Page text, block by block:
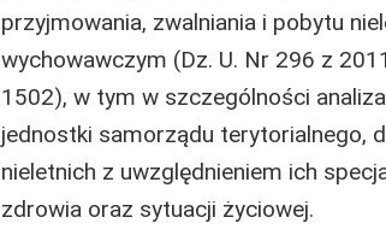
przyjmowania, zwalniania i pobytu
wychowawczym (Dz. U. Nr 296 z
1502), w tym w szczególności
jednostki samorządu terytorialnego,
nieletnich z uwzględnieniem ich
zdrowia oraz sytuacji życiowej.